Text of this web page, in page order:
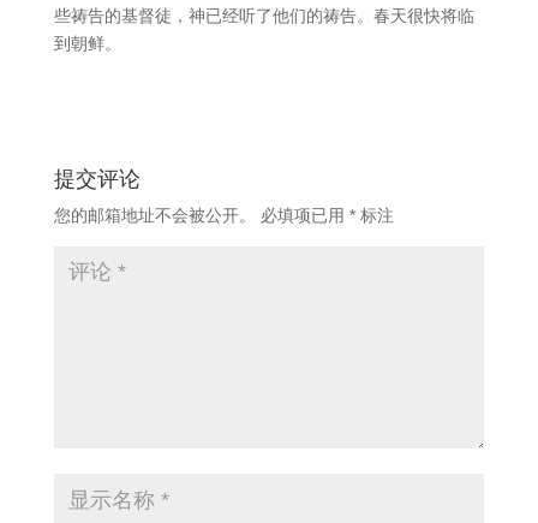
些祷告的基督徒，神已经听了他们的祷告。春天很快将临
到朝鲜。
提交评论
您的邮箱地址不会被公开。 必填项已用 *标注